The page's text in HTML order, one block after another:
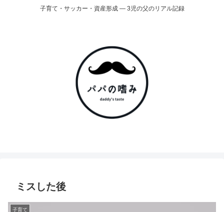
子育て・サッカー・資産形成 ― 3児の父のリアル記録
ミスした後
子育て